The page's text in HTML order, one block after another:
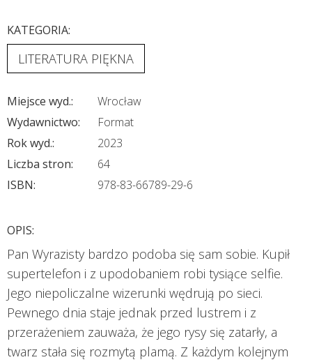
KATEGORIA:
LITERATURA PIĘKNA
Miejsce wyd.:
Wrocław
Wydawnictwo:
Format
Rok wyd.:
2023
Liczba stron:
64
ISBN:
978-83-66789-29-6
OPIS:
Pan Wyrazisty bardzo podoba się sam sobie. Kupił
supertelefon i z upodobaniem robi tysiące selfie.
Jego niepoliczalne wizerunki wędrują po sieci.
Pewnego dnia staje jednak przed lustrem i z
przerażeniem zauważa, że jego rysy się zatarły, a
twarz stała się rozmytą plamą. Z każdym kolejnym